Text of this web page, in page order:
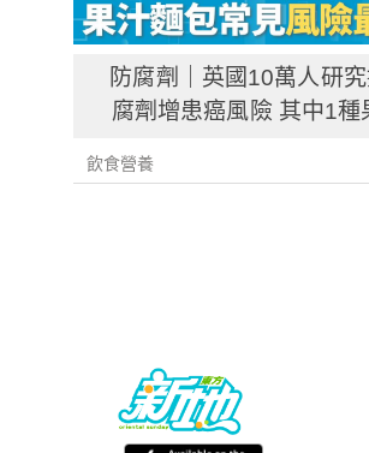
防腐劑｜英國10萬人研
腐劑增患癌風險 其中1種
飲食營養